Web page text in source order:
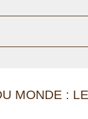
MONDE :